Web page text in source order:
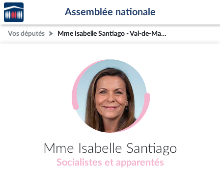
Aller au contenu
Aller en bas de la page
Accèder
à la
page
d'accueil
Assemblée nationale
Vos députés Mme Isabelle Santiago - Val-de-Marne (9e circonscription)
Mme Isabelle Santiago
Socialistes et apparentés